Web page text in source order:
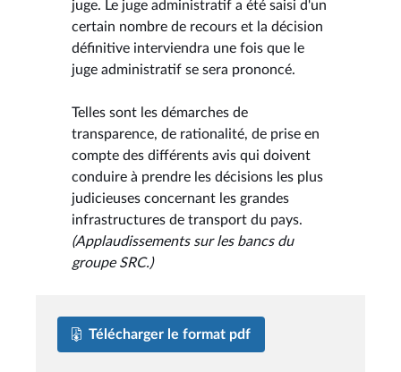
juge. Le juge administratif a été saisi d'un
certain nombre de recours et la décision
définitive interviendra une fois que le
juge administratif se sera prononcé.
Telles sont les démarches de
transparence, de rationalité, de prise en
compte des différents avis qui doivent
conduire à prendre les décisions les plus
judicieuses concernant les grandes
infrastructures de transport du pays.
(Applaudissements sur les bancs du
groupe SRC.)
Télécharger le format pdf